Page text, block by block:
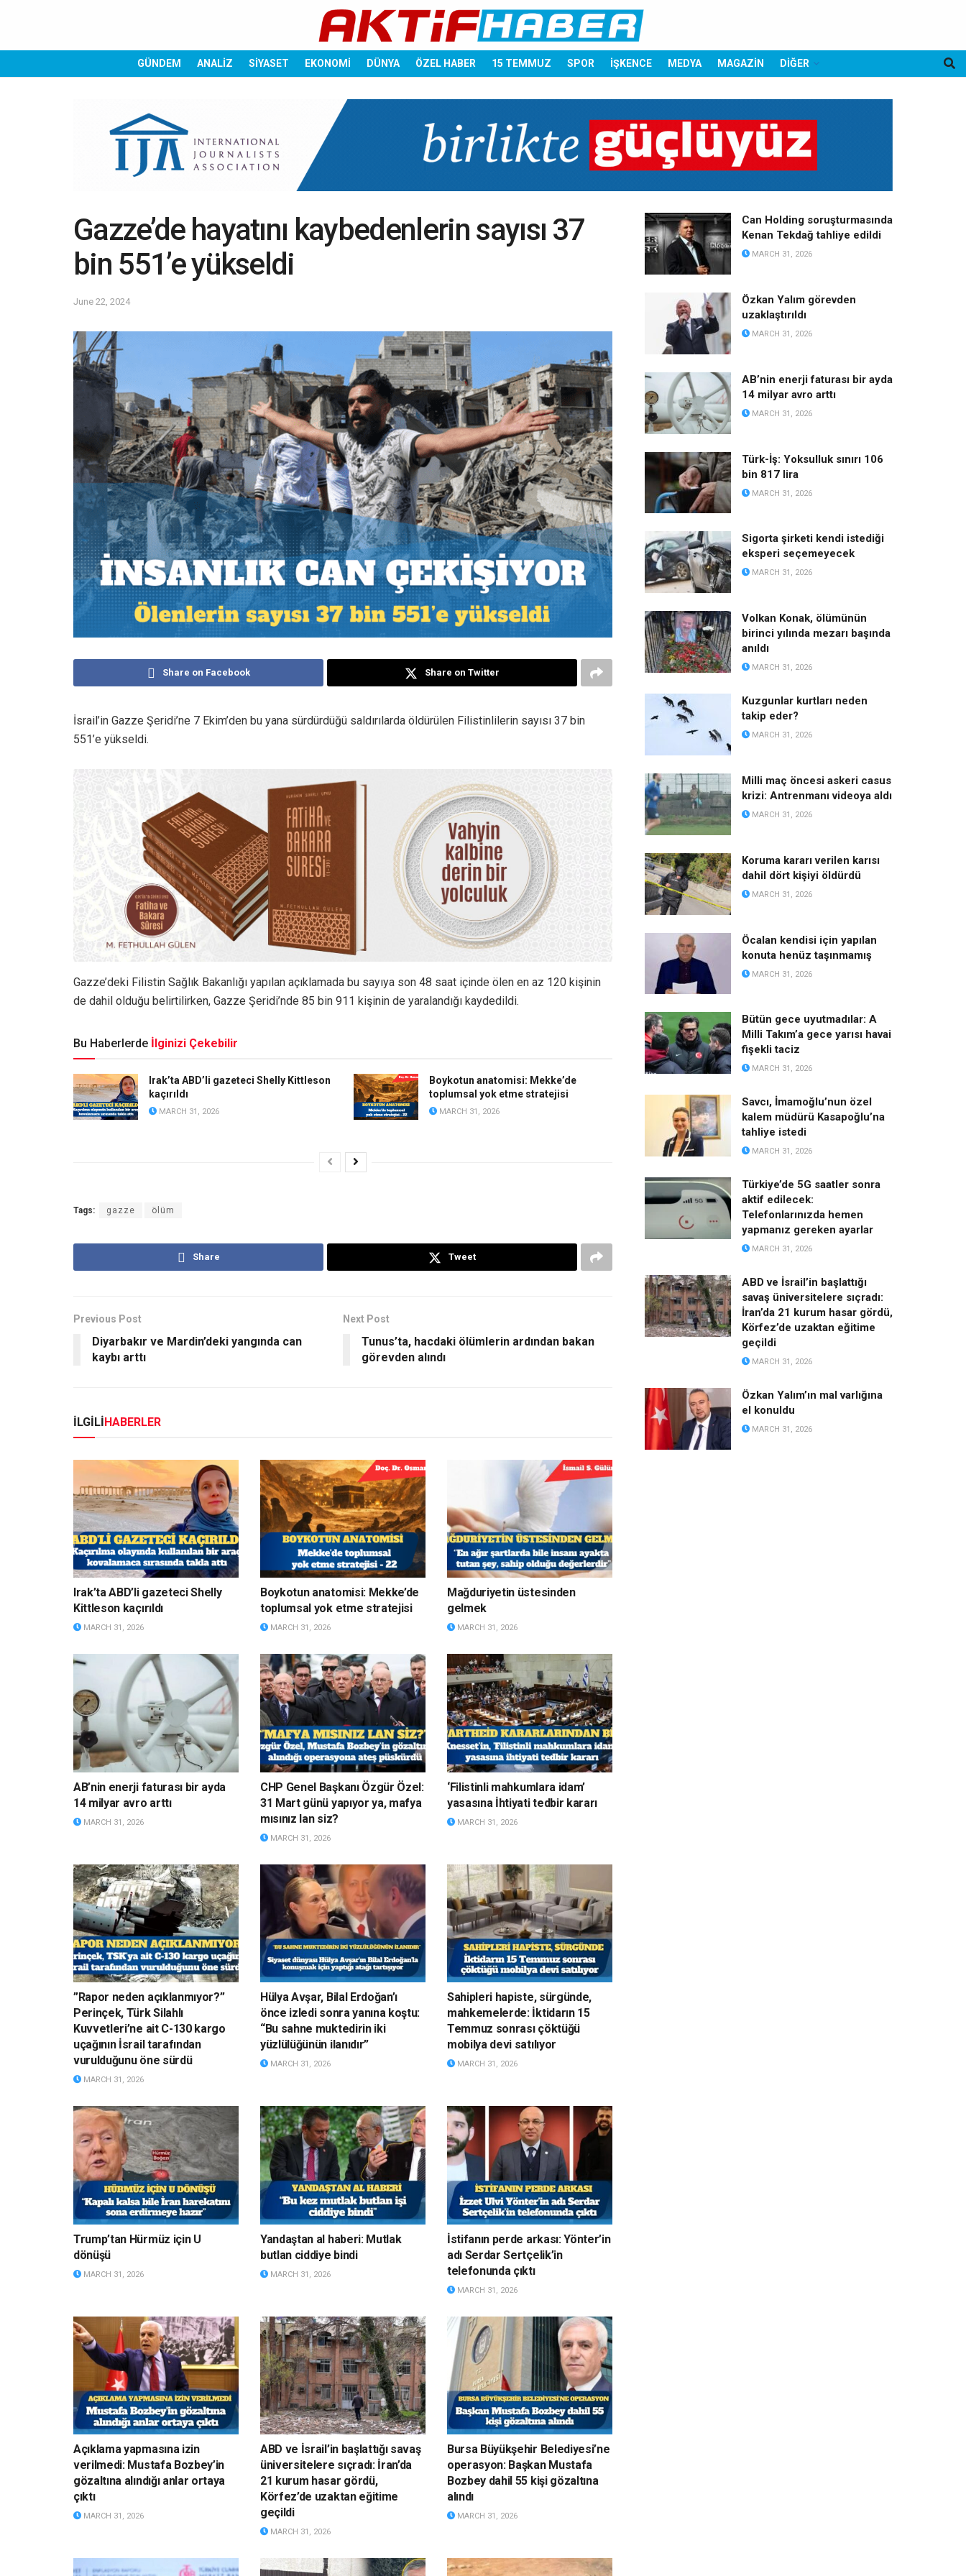
GÜNDEM ANALİZ SİYASET EKONOMİ DÜNYA ÖZEL HABER 15 TEMMUZ SPOR İŞKENCE MEDYA MAGAZİN DİĞER
Gazze’de hayatını kaybedenlerin sayısı 37
bin 551’e yükseldi
June 22, 2024
Share on Facebook Share on Twitter
İsrail’in Gazze Şeridi’ne 7 Ekim’den bu yana sürdürdüğü saldırılarda öldürülen Filistinlilerin sayısı 37 bin
551’e yükseldi.
Gazze’deki Filistin Sağlık Bakanlığı yapılan açıklamada bu sayıya son 48 saat içinde ölen en az 120 kişinin
de dahil olduğu belirtilirken, Gazze Şeridi’nde 85 bin 911 kişinin de yaralandığı kaydedildi.
Bu Haberlerde İlginizi Çekebilir
Irak’ta ABD’li gazeteci Shelly Kittleson
kaçırıldı
MARCH 31, 2026
Boykotun anatomisi: Mekke’de
toplumsal yok etme stratejisi
MARCH 31, 2026
Tags: gazze ölüm
Share Tweet
Previous Post
Diyarbakır ve Mardin’deki yangında can
kaybı arttı
Next Post
Tunus’ta, hacdaki ölümlerin ardından bakan
görevden alındı
İLGİLİHABERLER
Irak’ta ABD’li gazeteci Shelly
Kittleson kaçırıldı
MARCH 31, 2026
Boykotun anatomisi: Mekke’de
toplumsal yok etme stratejisi
MARCH 31, 2026
Mağduriyetin üstesinden
gelmek
MARCH 31, 2026
AB’nin enerji faturası bir ayda
14 milyar avro arttı
MARCH 31, 2026
CHP Genel Başkanı Özgür Özel:
31 Mart günü yapıyor ya, mafya
mısınız lan siz?
MARCH 31, 2026
‘Filistinli mahkumlara idam’
yasasına İhtiyati tedbir kararı
MARCH 31, 2026
”Rapor neden açıklanmıyor?”
Perinçek, Türk Silahlı
Kuvvetleri’ne ait C-130 kargo
uçağının İsrail tarafından
vurulduğunu öne sürdü
MARCH 31, 2026
Hülya Avşar, Bilal Erdoğan’ı
önce izledi sonra yanına koştu:
“Bu sahne muktedirin iki
yüzlülüğünün ilanıdır”
MARCH 31, 2026
Sahipleri hapiste, sürgünde,
mahkemelerde: İktidarın 15
Temmuz sonrası çöktüğü
mobilya devi satılıyor
MARCH 31, 2026
Trump’tan Hürmüz için U
dönüşü
MARCH 31, 2026
Yandaştan al haberi: Mutlak
butlan ciddiye bindi
MARCH 31, 2026
İstifanın perde arkası: Yönter’in
adı Serdar Sertçelik’in
telefonunda çıktı
MARCH 31, 2026
Açıklama yapmasına izin
verilmedi: Mustafa Bozbey’in
gözaltına alındığı anlar ortaya
çıktı
MARCH 31, 2026
ABD ve İsrail’in başlattığı savaş
üniversitelere sıçradı: İran’da
21 kurum hasar gördü,
Körfez’de uzaktan eğitime
geçildi
MARCH 31, 2026
Bursa Büyükşehir Belediyesi’ne
operasyon: Başkan Mustafa
Bozbey dahil 55 kişi gözaltına
alındı
MARCH 31, 2026
Can Holding soruşturmasında
Kenan Tekdağ tahliye edildi
MARCH 31, 2026
Özkan Yalım görevden
uzaklaştırıldı
MARCH 31, 2026
AB’nin enerji faturası bir ayda
14 milyar avro arttı
MARCH 31, 2026
Türk-İş: Yoksulluk sınırı 106
bin 817 lira
MARCH 31, 2026
Sigorta şirketi kendi istediği
eksperi seçemeyecek
MARCH 31, 2026
Volkan Konak, ölümünün
birinci yılında mezarı başında
anıldı
MARCH 31, 2026
Kuzgunlar kurtları neden
takip eder?
MARCH 31, 2026
Milli maç öncesi askeri casus
krizi: Antrenmanı videoya aldı
MARCH 31, 2026
Koruma kararı verilen karısı
dahil dört kişiyi öldürdü
MARCH 31, 2026
Öcalan kendisi için yapılan
konuta henüz taşınmamış
MARCH 31, 2026
Bütün gece uyutmadılar: A
Milli Takım’a gece yarısı havai
fişekli taciz
MARCH 31, 2026
Savcı, İmamoğlu’nun özel
kalem müdürü Kasapoğlu’na
tahliye istedi
MARCH 31, 2026
Türkiye’de 5G saatler sonra
aktif edilecek:
Telefonlarınızda hemen
yapmanız gereken ayarlar
MARCH 31, 2026
ABD ve İsrail’in başlattığı
savaş üniversitelere sıçradı:
İran’da 21 kurum hasar gördü,
Körfez’de uzaktan eğitime
geçildi
MARCH 31, 2026
Özkan Yalım’ın mal varlığına
el konuldu
MARCH 31, 2026